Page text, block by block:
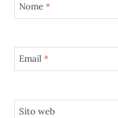
Nome *
Email *
Sito web